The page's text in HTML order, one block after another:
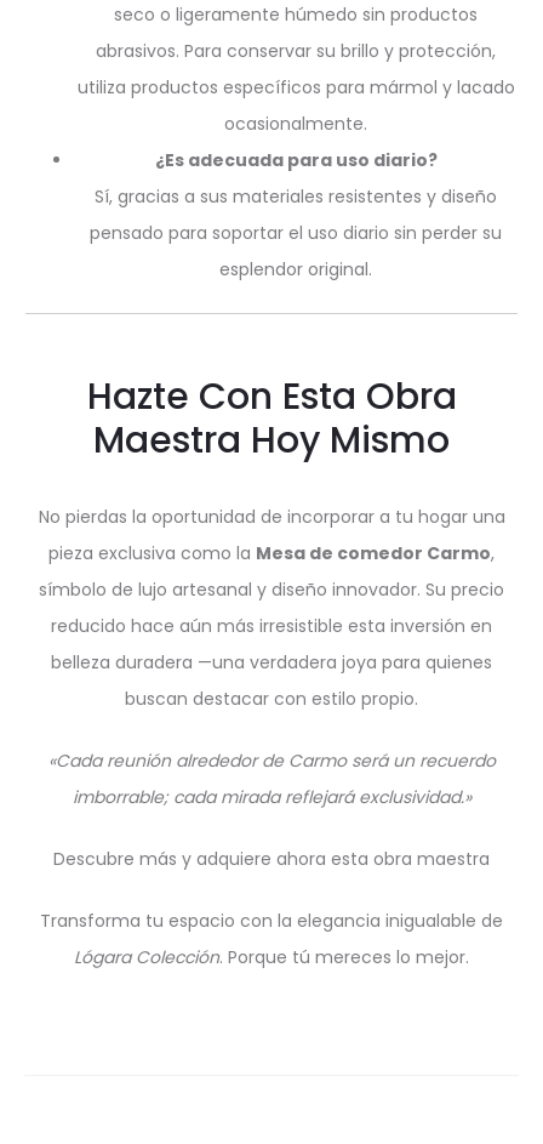
seco o ligeramente húmedo sin productos
abrasivos. Para conservar su brillo y protección,
utiliza productos específicos para mármol y lacado
ocasionalmente.
¿Es adecuada para uso diario?
Sí, gracias a sus materiales resistentes y diseño
pensado para soportar el uso diario sin perder su
esplendor original.
Hazte Con Esta Obra
Maestra Hoy Mismo
No pierdas la oportunidad de incorporar a tu hogar una
pieza exclusiva como la Mesa de comedor Carmo,
símbolo de lujo artesanal y diseño innovador. Su precio
reducido hace aún más irresistible esta inversión en
belleza duradera —una verdadera joya para quienes
buscan destacar con estilo propio.
«Cada reunión alrededor de Carmo será un recuerdo
imborrable; cada mirada reflejará exclusividad.»
Descubre más y adquiere ahora esta obra maestra
Transforma tu espacio con la elegancia inigualable de
Lógara Colección. Porque tú mereces lo mejor.